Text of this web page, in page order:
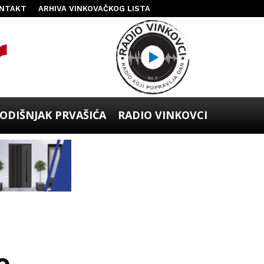
ARHIVA VINKOVAČKOG LISTA
PRVAŠIĆA RADIO VINKOVCI